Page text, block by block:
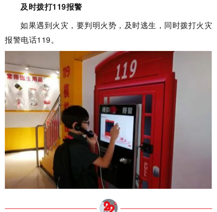
及时拨打119报警
如果遇到火灾，要判明火势，及时逃生，同时拨打火灾
报警电话119。